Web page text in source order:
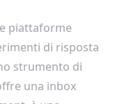
piattaforme
di risposta
strumento di
una inbox